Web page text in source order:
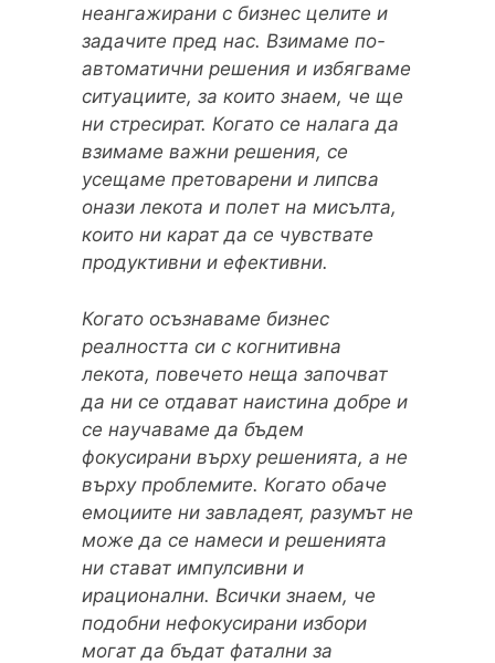
неангажирани с бизнес целите и
задачите пред нас. Взимаме по-
автоматични решения и избягваме
ситуациите, за които знаем, че ще
ни стресират. Когато се налага да
взимаме важни решения, се
усещаме претоварени и липсва
онази лекота и полет на мисълта,
които ни карат да се чувствате
продуктивни и ефективни.
Когато осъзнаваме бизнес
реалността си с когнитивна
лекота, повечето неща започват
да ни се отдават наистина добре и
се научаваме да бъдем
фокусирани върху решенията, а не
върху проблемите. Когато обаче
емоциите ни завладеят, разумът не
може да се намеси и решенията
ни стават импулсивни и
ирационални. Всички знаем, че
подобни нефокусирани избори
могат да бъдат фатални за